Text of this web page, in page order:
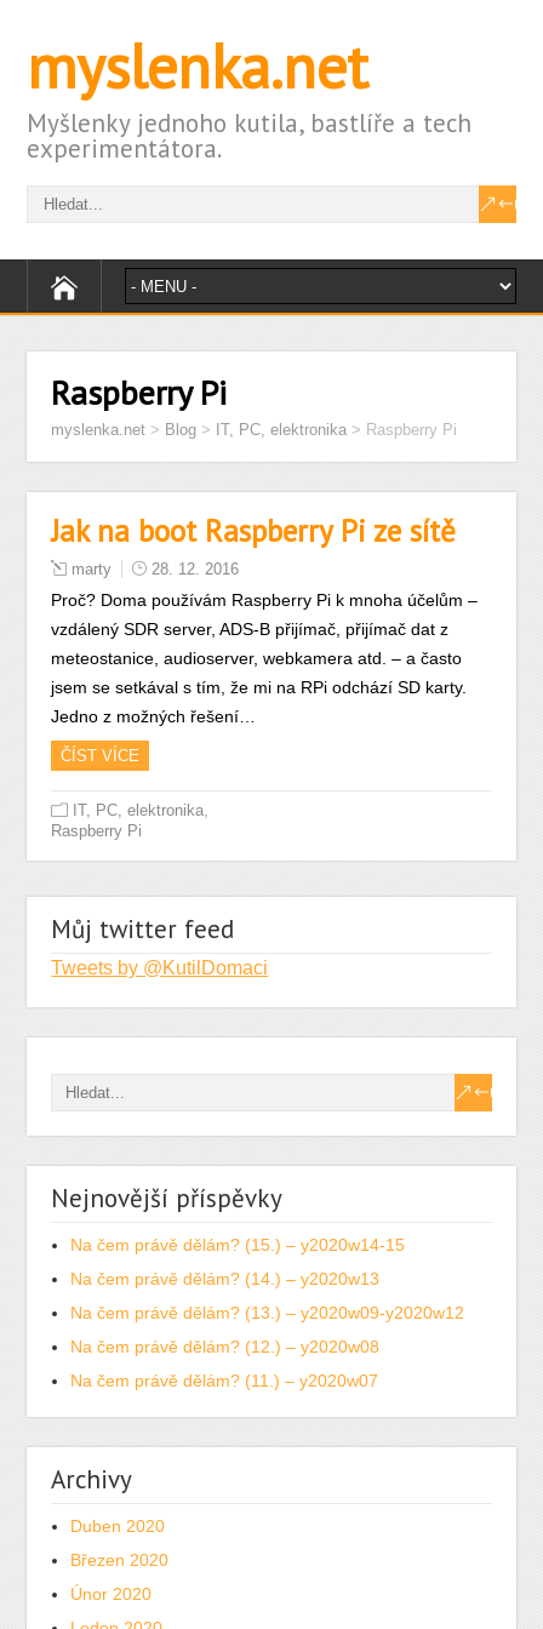
myslenka.net
Myšlenky jednoho kutila, bastlíře a tech
experimentátora.
Raspberry Pi
myslenka.net > Blog > IT, PC, elektronika > Raspberry Pi
Jak na boot Raspberry Pi ze sítě
marty 28. 12. 2016
Proč? Doma používám Raspberry Pi k mnoha účelům –
vzdálený SDR server, ADS-B přijímač, přijímač dat z
meteostanice, audioserver, webkamera atd. – a často
jsem se setkával s tím, že mi na RPi odchází SD karty.
Jedno z možných řešení…
ČÍST VÍCE
IT, PC, elektronika
Raspberry Pi
Můj twitter feed
Tweets by @KutilDomaci
Nejnovější příspěvky
Na čem právě dělám? (15.) – y2020w14-15
Na čem právě dělám? (14.) – y2020w13
Na čem právě dělám? (13.) – y2020w09-y2020w12
Na čem právě dělám? (12.) – y2020w08
Na čem právě dělám? (11.) – y2020w07
Archivy
Duben 2020
Březen 2020
Únor 2020